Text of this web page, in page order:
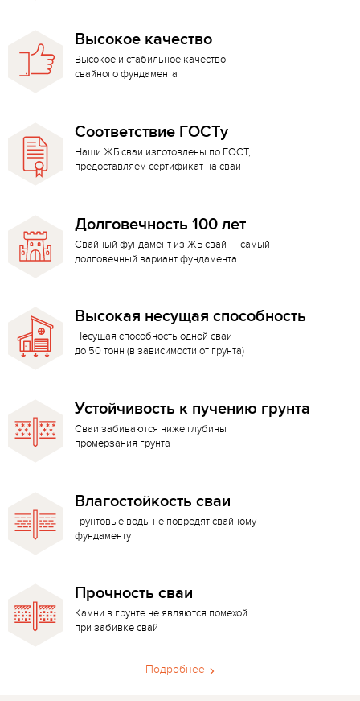
Высокое качество
Высокое и стабильное качество
свайного фундамента
Соответствие ГОСТу
Наши ЖБ сваи изготовлены по ГОСТ,
предоставляем сертификат на сваи
Долговечность 100 лет
Свайный фундамент из ЖБ свай — самый
долговечный вариант фундамента
Высокая несущая способность
Несущая способность одной сваи
до 50 тонн (в зависимости от грунта)
Устойчивость к пучению грунта
Сваи забиваются ниже глубины
промерзания грунта
Влагостойкость сваи
Грунтовые воды не повредят свайному
фундаменту
Прочность сваи
Камни в грунте не являются помехой
при забивке свай
Подробнее